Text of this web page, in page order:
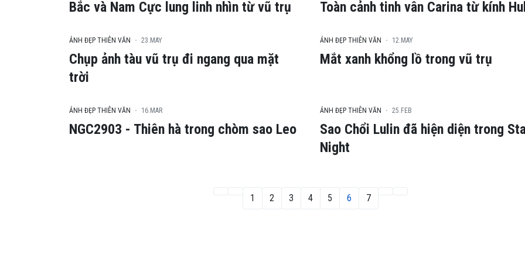
Bắc và Nam Cực lung linh nhìn từ vũ trụ Toàn cảnh tinh vân Carina từ kính
ẢNH ĐẸP THIÊN VĂN 23.MAY
Chụp ảnh tàu vũ trụ đi ngang qua mặt
trời
ẢNH ĐẸP THIÊN VĂN 12.MAY
Mắt xanh khổng lồ trong vũ trụ
ẢNH ĐẸP THIÊN VĂN 16.MAR
NGC2903 - Thiên hà trong chòm sao Leo
ẢNH ĐẸP THIÊN VĂN 25.FEB
Sao Chổi Lulin đã hiện diện trong
Night
1 2 3 4 5 6 7